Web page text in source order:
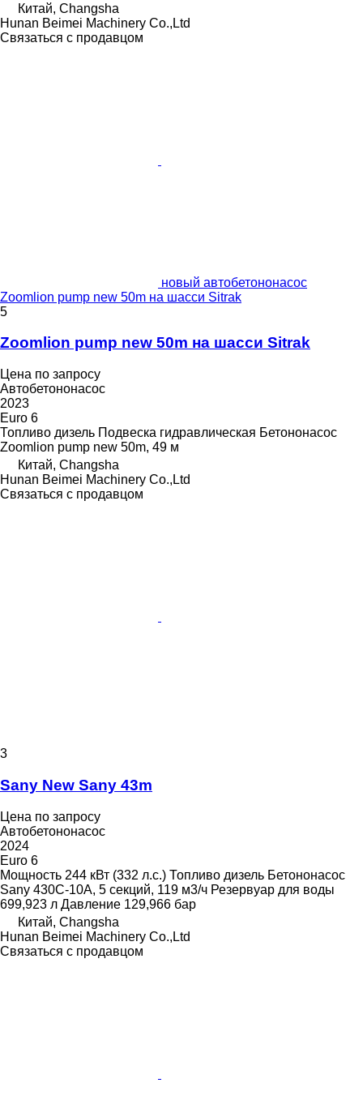
Китай, Changsha
Hunan Beimei Machinery Co.,Ltd
Связаться с продавцом
новый автобетононасос
Zoomlion pump new 50m на шасси Sitrak
5
Zoomlion pump new 50m на шасси Sitrak
Цена по запросу
Автобетононасос
2023
Euro 6
Топливо дизель Подвеска гидравлическая Бетононасос
Zoomlion pump new 50m, 49 м
Китай, Changsha
Hunan Beimei Machinery Co.,Ltd
Связаться с продавцом
3
Sany New Sany 43m
Цена по запросу
Автобетононасос
2024
Euro 6
Мощность 244 кВт (332 л.с.) Топливо дизель Бетононасос
Sany 430C-10A, 5 секций, 119 м3/ч Резервуар для воды
699,923 л Давление 129,966 бар
Китай, Changsha
Hunan Beimei Machinery Co.,Ltd
Связаться с продавцом